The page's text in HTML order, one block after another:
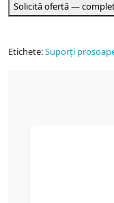
Solicită ofertă —
Etichete:Suporți